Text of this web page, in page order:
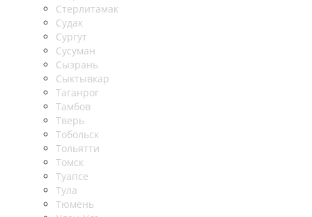
Стерлитамак
Судак
Сургут
Сусуман
Сызрань
Сыктывкар
Таганрог
Тамбов
Тверь
Тобольск
Тольятти
Томск
Туапсе
Тула
Тюмень